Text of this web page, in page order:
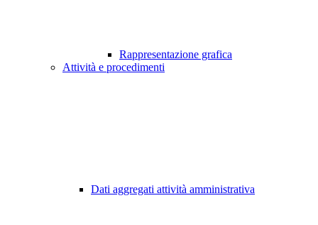
Rappresentazione grafica
Attività e procedimenti
Dati aggregati attività amministrativa